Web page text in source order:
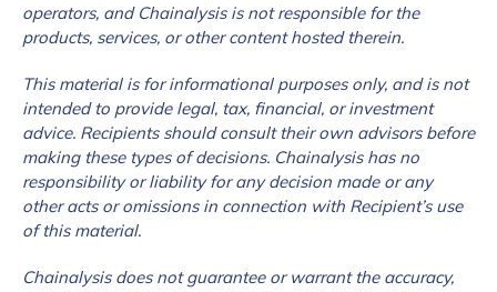
operators, and Chainalysis is not responsible for the
products, services, or other content hosted therein.
This material is for informational purposes only, and is not
intended to provide legal, tax, financial, or investment
advice. Recipients should consult their own advisors before
making these types of decisions. Chainalysis has no
responsibility or liability for any decision made or any
other acts or omissions in connection with Recipient’s use
of this material.
Chainalysis does not guarantee or warrant the accuracy,